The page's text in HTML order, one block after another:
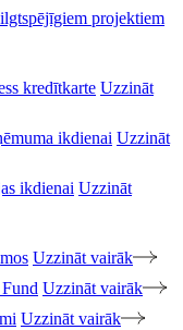
projektiem
kredītkarte Uzzināt
ikdienai Uzzināt
ikdienai Uzzināt
Uzzināt vairāk
Uzzināt vairāk
Uzzināt vairāk